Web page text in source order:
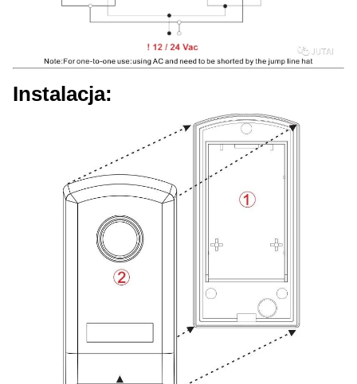
Instalacja: